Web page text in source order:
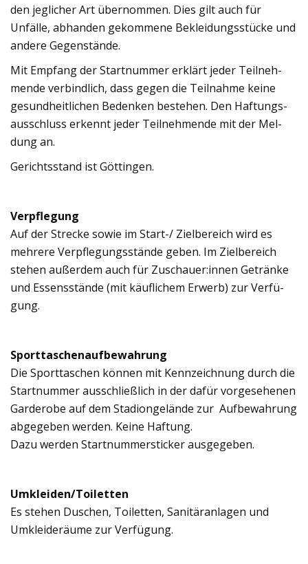
den jeg­li­cher Art über­nom­men. Dies gilt auch für
Unfälle, abhan­den gekom­mene Beklei­dungs­stü­cke und
andere Gegen­stände.
Mit Emp­fang der Start­num­mer erklärt jeder Teil­neh­
mende ver­bind­lich, dass gegen die Teil­nahme keine
gesund­heit­li­chen Beden­ken bestehen. Den Haf­tungs­
aus­schluss erkennt jeder Teil­neh­mende mit der Mel­
dung an.
Gerichts­stand ist Göt­tin­gen.
Ver­pfle­gung
Auf der Stre­cke sowie im Start-/ Ziel­be­reich wird es
meh­rere Ver­pfle­gungs­stände geben. Im Ziel­be­reich
ste­hen außer­dem auch für Zuschauer:innen Getränke
und Essens­stände (mit käuf­li­chem Erwerb) zur Ver­fü­
gung.
Sport­ta­schen­auf­be­wah­rung
Die Sport­ta­schen kön­nen mit Kenn­zeich­nung durch die
Start­num­mer aus­schließ­lich in der dafür vor­ge­se­he­nen
Gar­de­robe auf dem Sta­di­on­ge­lände zur Auf­be­wah­rung
abge­ge­ben wer­den. Keine Haf­tung.
Dazu wer­den Start­num­mer­sti­cker aus­ge­ge­ben.
Umkleiden/Toiletten
Es ste­hen Duschen, Toi­let­ten, Sani­tär­an­la­gen und
Umklei­de­räume zur Ver­fü­gung.